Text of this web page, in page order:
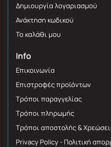
Δημιουργία λογαριασμού
Ανάκτηση κωδικού
Το καλάθι μου
Info
Επικοινωνία
Επιστροφές προϊόντων
Τρόποι παραγγελίας
Τρόποι πληρωμής
Τρόποι αποστολής &
Privacy Policy - Πολιτική